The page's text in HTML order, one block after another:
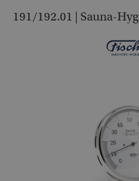
191/192.01 | Sauna-